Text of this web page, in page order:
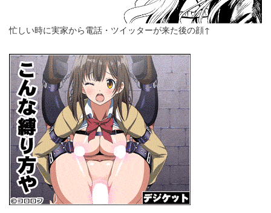
忙しい時に実家から電話・ツイッターが来た後の顔↑